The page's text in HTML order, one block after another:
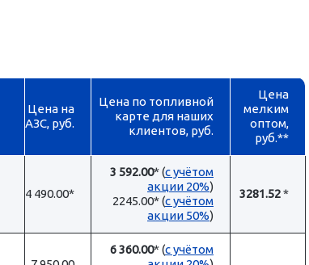
Цена на
АЗС, руб.
Цена по топливной
карте для наших
клиентов, руб.
Цена
мелким
оптом,
руб.**
4 490.00*
3 592.00* (с учётом
акции 20%)
2245.00* (с учётом
акции 50%)
3281.52*
6 360.00* (с учётом